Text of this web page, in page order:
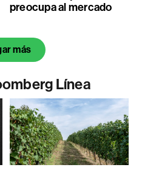
preocupa al mercado
más
Línea